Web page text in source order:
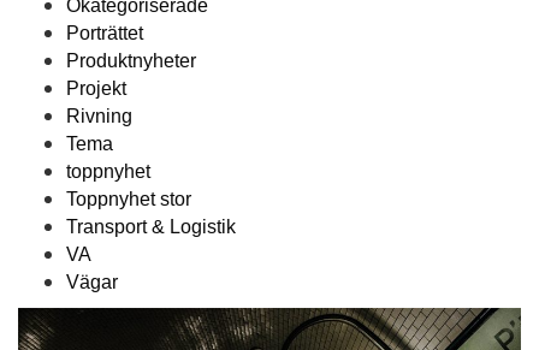
Okategoriserade
Porträttet
Produktnyheter
Projekt
Rivning
Tema
toppnyhet
Toppnyhet stor
Transport & Logistik
VA
Vägar